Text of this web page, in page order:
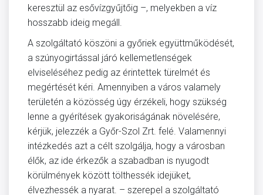
keresztül az esővízgyűjtőig –, melyekben a víz
hosszabb ideig megáll.
A szolgáltató köszöni a győriek együttműködését,
a szúnyogirtással járó kellemetlenségek
elviseléséhez pedig az érintettek türelmét és
megértését kéri. Amennyiben a város valamely
területén a közösség úgy érzékeli, hogy szükség
lenne a gyérítések gyakoriságának növelésére,
kérjük, jelezzék a Győr-Szol Zrt. felé. Valamennyi
intézkedés azt a célt szolgálja, hogy a városban
élők, az ide érkezők a szabadban is nyugodt
körülmények között tölthessék idejüket,
élvezhessék a nyarat. – szerepel a szolgáltató